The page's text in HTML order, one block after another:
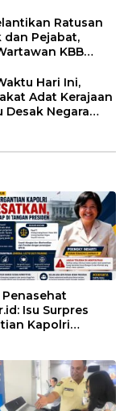
Dinas
Luwu Timur
Ratusan
dan Pejabat,
KBB
Hari Ini,
Adat Kerajaan
Desak Negara
Penasehat
Isu Surpres
Kapolri
Presiden